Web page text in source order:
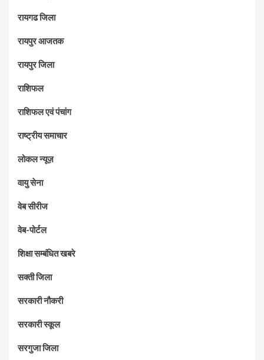
रायगढ जिला
रायपुर आजतक
रायपुर जिला
राशिफल
राशिफल एवं पंचांग
राष्ट्रीय समाचार
लोकल न्यूज़
वायु सेना
वेब सीरीज
वेब-पोर्टल
शिक्षा सम्बंधित खबरे
सक्ती जिला
सरकारी नौकरी
सरकारी स्कूल
सरगुजा जिला